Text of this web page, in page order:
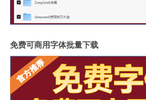
免费可商用字体批量下载